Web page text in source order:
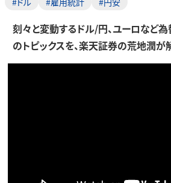
刻々と変動するドル/円、ユーロなど
のトピックスを、楽天証券の荒地潤が